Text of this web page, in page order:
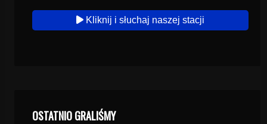
Kliknij i słuchaj naszej stacji
OSTATNIO GRALIŚMY